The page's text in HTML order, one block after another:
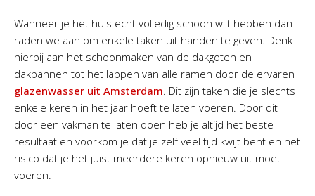
Wanneer je het huis echt volledig schoon wilt hebben dan
raden we aan om enkele taken uit handen te geven. Denk
hierbij aan het schoonmaken van de dakgoten en
dakpannen tot het lappen van alle ramen door de ervaren
glazenwasser uit Amsterdam. Dit zijn taken die je slechts
enkele keren in het jaar hoeft te laten voeren. Door dit
door een vakman te laten doen heb je altijd het beste
resultaat en voorkom je dat je zelf veel tijd kwijt bent en het
risico dat je het juist meerdere keren opnieuw uit moet
voeren.